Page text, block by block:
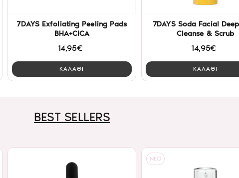
7DAYS Exfoliating Peeling Pads
BHA+CICA
14,95€
ΚΑΛΑΘΙ
7DAYS Soda Facial
Cleanse & Scrub
14,95€
ΚΑΛΑΘΙ
BEST SELLERS
NEO